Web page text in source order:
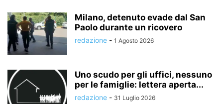
Milano, detenuto evade dal San
Paolo durante un ricovero
redazione - 1 Agosto 2026
Uno scudo per gli uffici, nessuno
per le famiglie: lettera aperta...
redazione - 31 Luglio 2026